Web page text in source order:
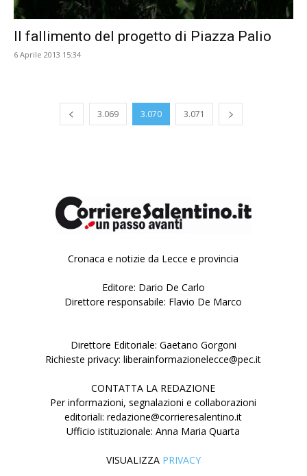
Il fallimento del progetto di Piazza Palio
6 Aprile 2013 15:34
3.069 3.070 3.071
Cronaca e notizie da Lecce e provincia
Editore: Dario De Carlo
Direttore responsabile: Flavio De Marco
Direttore Editoriale: Gaetano Gorgoni
Richieste privacy: liberainformazionelecce@pec.it
CONTATTA LA REDAZIONE
Per informazioni, segnalazioni e collaborazioni
editoriali: redazione@corrieresalentino.it
Ufficio istituzionale: Anna Maria Quarta
VISUALIZZA PRIVACY